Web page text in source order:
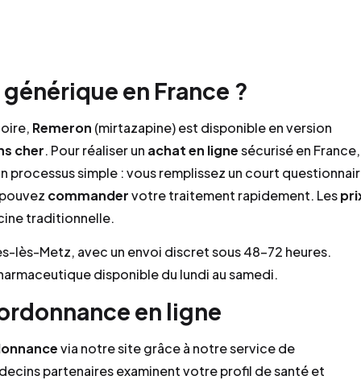
en France ?
Remeron (mirtazapine) est disponible en version
cher. Pour réaliser un achaten lignesécurisé en France,
processus simple : vous remplissez un court
commandervotre traitement rapidement. Les
traditionnelle.
lès-Metz, avec un envoi discret sous 48–72 heures.
disponible du lundi au samedi.
en ligne
via notre site grâce à notre service de
partenaires examinent votre profil de santé et